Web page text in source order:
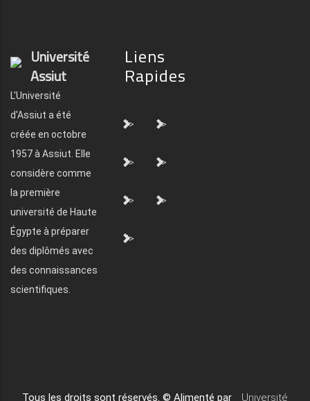
Université
Assiut
L'Université
d'Assiut a été
créée en octobre
1957 à Assiut. Elle
considère comme
la première
université de Haute
Égypte à préparer
des diplômés avec
des connaissances
scientifiques.
Liens
Rapides
"> ">
"> ">
"> ">
">
Tous les droits sont réservés. © Alimenté par Université